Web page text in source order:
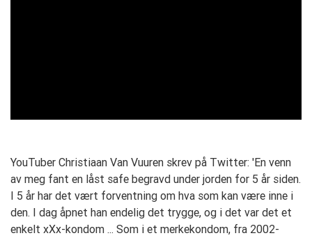
YouTuber Christiaan Van Vuuren skrev på Twitter: 'En venn
av meg fant en låst safe begravd under jorden for 5 år siden.
I 5 år har det vært forventning om hva som kan være inne i
den. I dag åpnet han endelig det trygge, og i det var det et
enkelt xXx-kondom ... Som i et merkekondom, fra 2002-